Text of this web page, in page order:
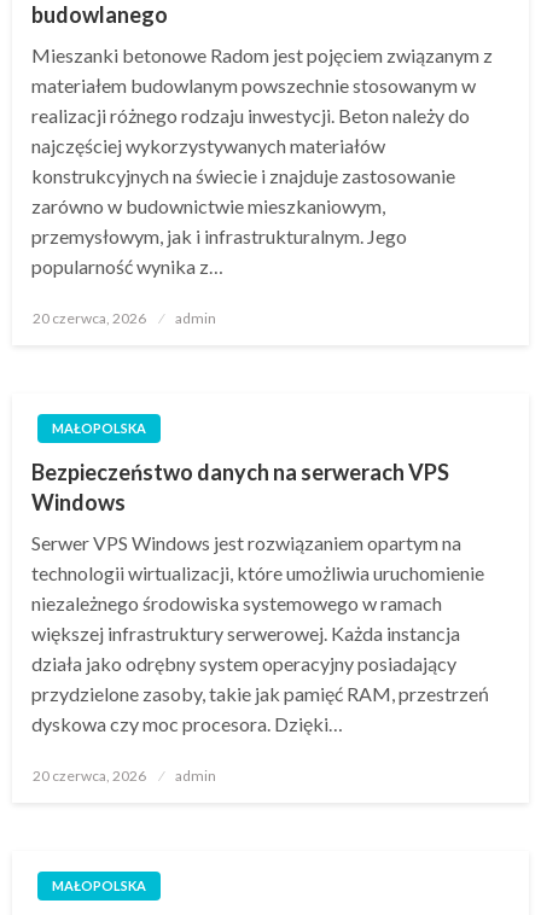
budowlanego
Mieszanki betonowe Radom jest pojęciem związanym z
materiałem budowlanym powszechnie stosowanym w
realizacji różnego rodzaju inwestycji. Beton należy do
najczęściej wykorzystywanych materiałów
konstrukcyjnych na świecie i znajduje zastosowanie
zarówno w budownictwie mieszkaniowym,
przemysłowym, jak i infrastrukturalnym. Jego
popularność wynika z…
Opublikowane
20 czerwca, 2026 admin
MAŁOPOLSKA
Bezpieczeństwo danych na serwerach VPS
Windows
Serwer VPS Windows jest rozwiązaniem opartym na
technologii wirtualizacji, które umożliwia uruchomienie
niezależnego środowiska systemowego w ramach
większej infrastruktury serwerowej. Każda instancja
działa jako odrębny system operacyjny posiadający
przydzielone zasoby, takie jak pamięć RAM, przestrzeń
dyskowa czy moc procesora. Dzięki…
Opublikowane
20 czerwca, 2026 admin
MAŁOPOLSKA